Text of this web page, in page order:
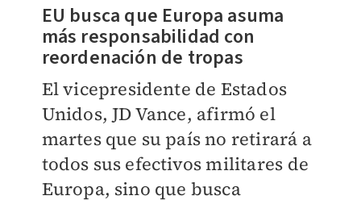
EU busca que Europa asuma
más responsabilidad con
reordenación de tropas
El vicepresidente de Estados
Unidos, JD Vance, afirmó el
martes que su país no retirará a
todos sus efectivos militares de
Europa, sino que busca